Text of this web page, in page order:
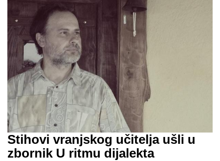
Stihovi vranjskog učitelja ušli u
zbornik U ritmu dijalekta